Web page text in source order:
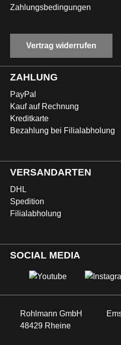
Zahlungsbedingungen
Vertrag widerrufen
ZAHLUNG
PayPal
Kauf auf Rechnung
Kreditkarte
Bezahlung bei Filialabholung
VERSANDARTEN
DHL
Spedition
Filialabholung
SOCIAL MEDIA
Rohlmann GmbH
48429 Rheine